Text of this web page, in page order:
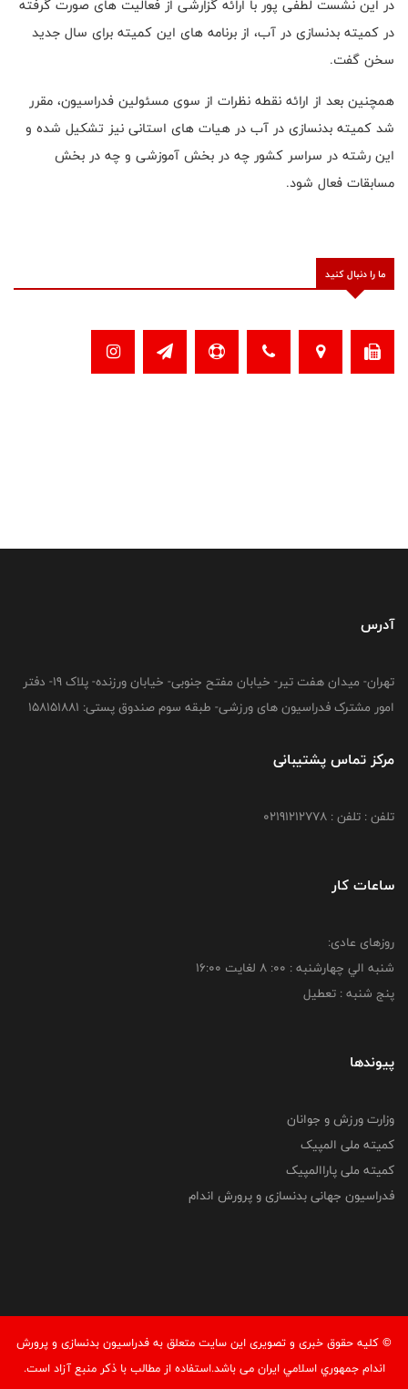
در این نشست لطفی پور با ارائه گزارشی از فعالیت های صورت گرفته
در کمیته بدنسازی در آب، از برنامه های این کمیته برای سال جدید
سخن گفت.
همچنین بعد از ارائه نقطه نظرات از سوی مسئولین فدراسیون، مقرر
شد کمیته بدنسازی در آب در هیات های استانی نیز تشکیل شده و
این رشته در سراسر کشور چه در بخش آموزشی و چه در بخش
مسابقات فعال شود.
ما را دنبال کنید
آدرس
تهران- میدان هفت تیر- خیابان مفتح جنوبی- خیابان ورزنده- پلاک 19- دفتر
امور مشترک فدراسیون های ورزشی- طبقه سوم صندوق پستی: 158151881
مرکز تماس پشتیبانی
تلفن : تلفن : 02191212778
ساعات کار
روزهای عادی:
شنبه الي چهارشنبه : 00: 8 لغايت 16:00
پنج شنبه : تعطیل
پیوندها
وزارت ورزش و جوانان
کمیته ملی المپیک
کمیته ملی پاراالمپیک
فدراسیون جهانی بدنسازی و پرورش اندام
© کليه حقوق خبری و تصويری اين سايت متعلق به فدراسيون بدنسازی و پرورش
اندام جمهوري اسلامي ايران می باشد.استفاده از مطالب با ذكر منبع آزاد است.